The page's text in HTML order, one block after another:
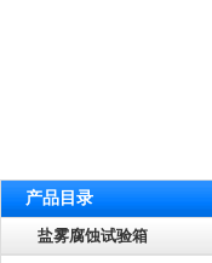
产品目录
盐雾腐蚀试验箱